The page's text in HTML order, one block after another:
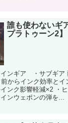
誰も使わないギ
プラトゥーン2】
ンギア ・サブギア
からインク効率とイ
ンク影響軽減×2 ・
ンウェポンの弾を...